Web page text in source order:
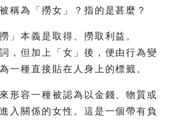
稱為「撈女」？指的是甚麼？
」本義是取得、撈取利益。
，但加上「女」後，便由行為變
一種直接貼在人身上的標籤。
形容一種被認為以金錢、物質或
入關係的女性。這是一個帶有負